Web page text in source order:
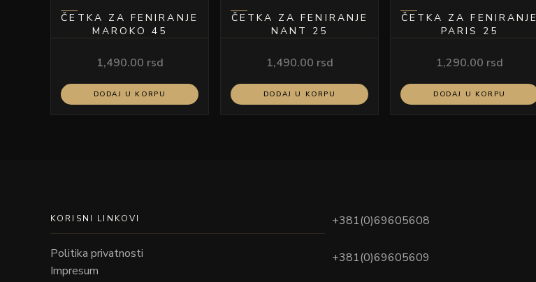
ČETKA ZA FENIRANJE
MAROKO 45
1,490.00 rsd
DODAJ U KORPU
ČETKA ZA FENIRANJE
NANT 25
1,490.00 rsd
DODAJ U KORPU
ČETKA ZA FENIRANJE
PARIS 25
1,290.00 rsd
DODAJ U KORPU
KORISNI LINKOVI
Politika privatnosti
Impresum
+381(0)69605608
+381(0)69605609